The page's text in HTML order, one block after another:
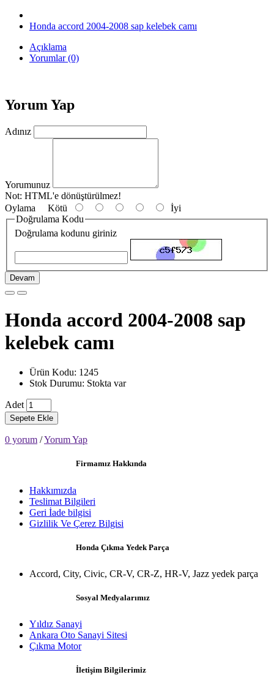
Honda accord 2004-2008 sap kelebek camı
Açıklama
Yorumlar (0)
Yorum Yap
Adınız
Yorumunuz
Not: HTML'e dönüştürülmez!
Oylama Kötü
İyi
Doğrulama Kodu
Doğrulama kodunu giriniz
Devam
Honda accord 2004-2008 sap
kelebek camı
Ürün Kodu: 1245
Stok Durumu: Stokta var
Adet
Sepete Ekle
0 yorum /Yorum Yap
Firmamız Hakkında
Hakkımızda
Teslimat Bilgileri
Geri İade bilgisi
Gizlilik Ve Çerez Bilgisi
Honda Çıkma Yedek Parça
Accord, City, Civic, CR-V, CR-Z, HR-V, Jazz yedek parça
Sosyal Medyalarımız
Yıldız Sanayi
Ankara Oto Sanayi Sitesi
Çıkma Motor
İletişim Bilgilerimiz